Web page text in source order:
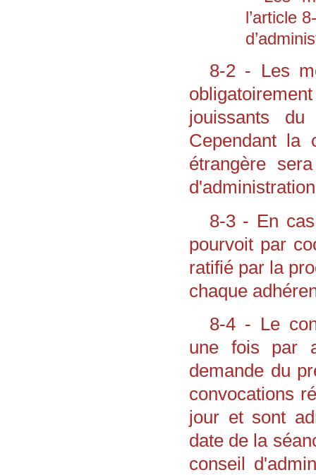
l’article
8-2 - Les
jouissants
Cependant la
étrangère
8-3 - En
pourvoit par
ratifié par la
chaque
8-4 - Le
une fois par
demande du
convocations
jour et sont
date de la
conseil